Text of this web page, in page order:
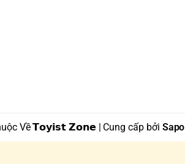
Về 𝗧𝗼𝘆𝗶𝘀𝘁 𝗭𝗼𝗻𝗲 | Cung cấp bởi Sapo